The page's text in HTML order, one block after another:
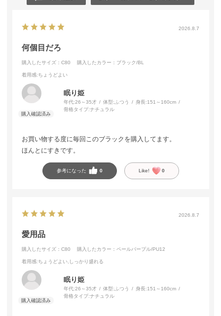
2026.8.7
何個目だろ
購入したサイズ：C80 購入したカラー：ブラック/BL
着用感:ちょうどよい
眠り姫
年代:26～35才 体型: ふつう 身長:151～160cm
骨格タイプ:ナチュラル
お買い物する度に毎回このブラックを購入してます。
ほんとにすきです。
参考になった 0 Like! 0
2026.8.7
愛用品
購入したサイズ：C80 購入したカラー：ペールパープル/PU12
着用感:ちょうどよい,しっかり盛れる
眠り姫
年代:26～35才 体型:ふつう 身長:151～160cm
骨格タイプ:ナチュラル